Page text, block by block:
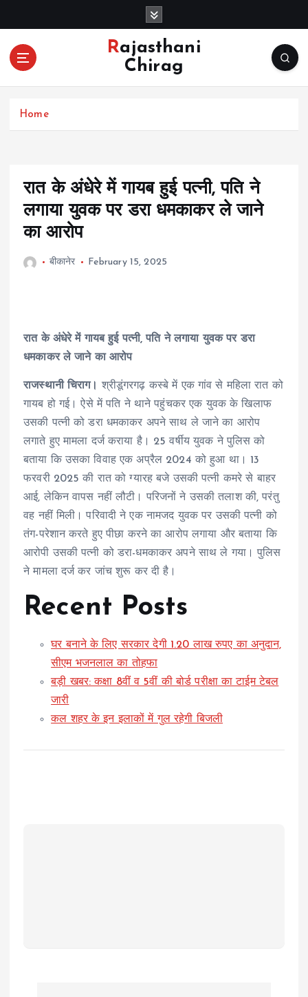
o
Rajasthani
Chirag
Home
रात के अंधेरे में गायब हुई पत्नी, पति ने
लगाया युवक पर डरा धमकाकर ले जाने
का आरोप
बीकानेर February 15, 2025
रात के अंधेरे में गायब हुई पत्नी, पति ने लगाया युवक पर डरा
धमकाकर ले जाने का आरोप
राजस्थानी चिराग।
श्रीडूंगरगढ़ कस्बे में एक गांव से महिला रात को
गायब हो गई। ऐसे में पति ने थाने पहुंचकर एक युवक के खिलाफ
उसकी पत्नी को डरा धमकाकर अपने साथ ले जाने का आरोप
लगाते हुए मामला दर्ज कराया है। 25 वर्षीय युवक ने पुलिस को
बताया कि उसका विवाह एक अप्रैल 2024 को हुआ था। 13
फरवरी 2025 की रात को ग्यारह बजे उसकी पत्नी कमरे से बाहर
आई, लेकिन वापस नहीं लौटी। परिजनों ने उसकी तलाश की, परंतु
वह नहीं मिली। परिवादी ने एक नामजद युवक पर उसकी पत्नी को
तंग-परेशान करते हुए पीछा करने का आरोप लगाया और बताया कि
आरोपी उसकी पत्नी को डरा-धमकाकर अपने साथ ले गया। पुलिस
ने मामला दर्ज कर जांच शुरू कर दी है।
Recent Posts
घर बनाने के लिए सरकार देगी 1.20 लाख रुपए का अनुदान,
सीएम भजनलाल का तोहफा
बड़ी खबर: कक्षा 8वीं व 5वीं की बोर्ड परीक्षा का टाईम टेबल
जारी
कल शहर के इन इलाकों में गुल रहेगी बिजली